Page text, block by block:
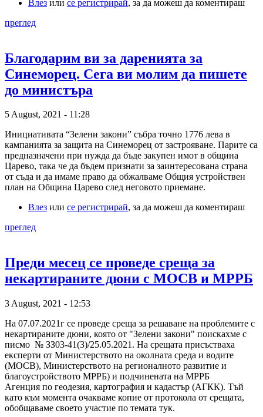
Влез или се регистрирай, за да можеш да коментираш
преглед
Благодарим ви за даренията за
Синеморец. Сега ви молим да пишете
до министъра
5 August, 2021 - 11:28
Инициативата “Зелени закони” събра точно 1776 лева в
кампанията за защита на Синеморец от застрояване. Парите са
предназначени при нужда да бъде закупен имот в община
Царево, така че да бъдем признати за заинтересована страна
от съда и да имаме право да обжалваме Общия устройствен
план на Община Царево след неговото приемане.
Влез или се регистрирай, за да можеш да коментираш
преглед
Преди месец се проведе среща за
некартираните дюни с МОСВ и МРРБ
3 August, 2021 - 12:53
На 07.07.2021г се проведе среща за решаване на проблемите с
некартираните дюни, която от "Зелени закони" поискахме с
писмо № ЗЗ03-41(3)/25.05.2021. На срещата присъстваха
експерти от Министерството на околната среда и водите
(МОСВ), Министерството на регионалното развитие и
благоустройството МРРБ) и подчинената на МРРБ
Агенция по геодезия, картография и кадастър (АГКК). Тъй
като към момента очакваме копие от протокола от срещата,
обобщаваме своето участие по темата тук.